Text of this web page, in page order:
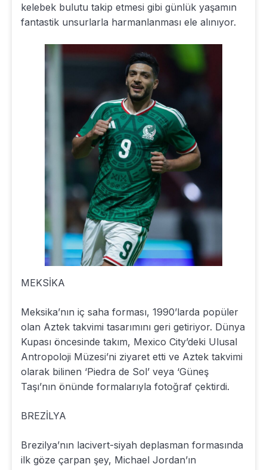
kelebek bulutu takip etmesi gibi günlük yaşamın
fantastik unsurlarla harmanlanması ele alınıyor.
MEKSİKA
Meksika’nın iç saha forması, 1990’larda popüler
olan Aztek takvimi tasarımını geri getiriyor. Dünya
Kupası öncesinde takım, Mexico City’deki Ulusal
Antropoloji Müzesi’ni ziyaret etti ve Aztek takvimi
olarak bilinen ‘Piedra de Sol’ veya ‘Güneş
Taşı’nın önünde formalarıyla fotoğraf çektirdi.
BREZİLYA
Brezilya’nın lacivert-siyah deplasman formasında
ilk göze çarpan şey, Michael Jordan’ın